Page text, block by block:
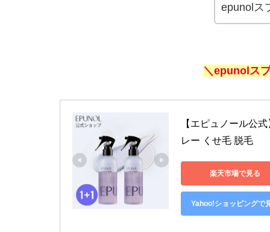
epunolス
＼epunolス
【エピュノール公
レー くせ毛 脱毛
楽天市場で見る
Yahoo!ショッピングで